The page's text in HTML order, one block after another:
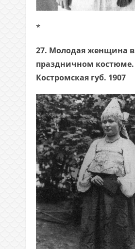
*
27. Молодая женщина в
праздничном костюме.
Костромская губ. 1907